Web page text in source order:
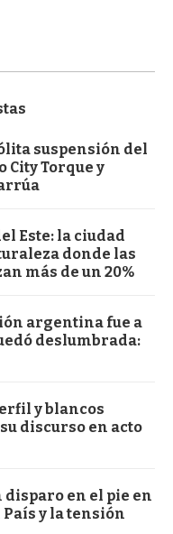
suspensión del
City Torque y
Este: la ciudad
donde las
más de un 20%
argentina fue a
deslumbrada:
y blancos
discurso en acto
disparo en el pie en
y la tensión